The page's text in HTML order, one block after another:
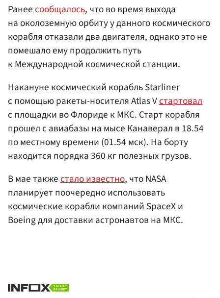
Ранее сообщалось, что во время выхода
на околоземную орбиту у данного космического
корабля отказали два двигателя, однако это не
помешало ему продолжить путь
к Международной космической станции.
Накануне космический корабль Starliner
с помощью ракеты-носителя Atlas Vстартовал
с площадки во Флориде к МКС. Старт корабля
прошел с авиабазы на мысе Канаверал в 18.54
по местному времени (01.54 мск). На борту
находится порядка 360 кг полезных грузов.
В мае такжестало известно, что NASA
планирует поочередно использовать
космические корабли компаний SpaceX и
Boeing для доставки астронавтов на МКС.